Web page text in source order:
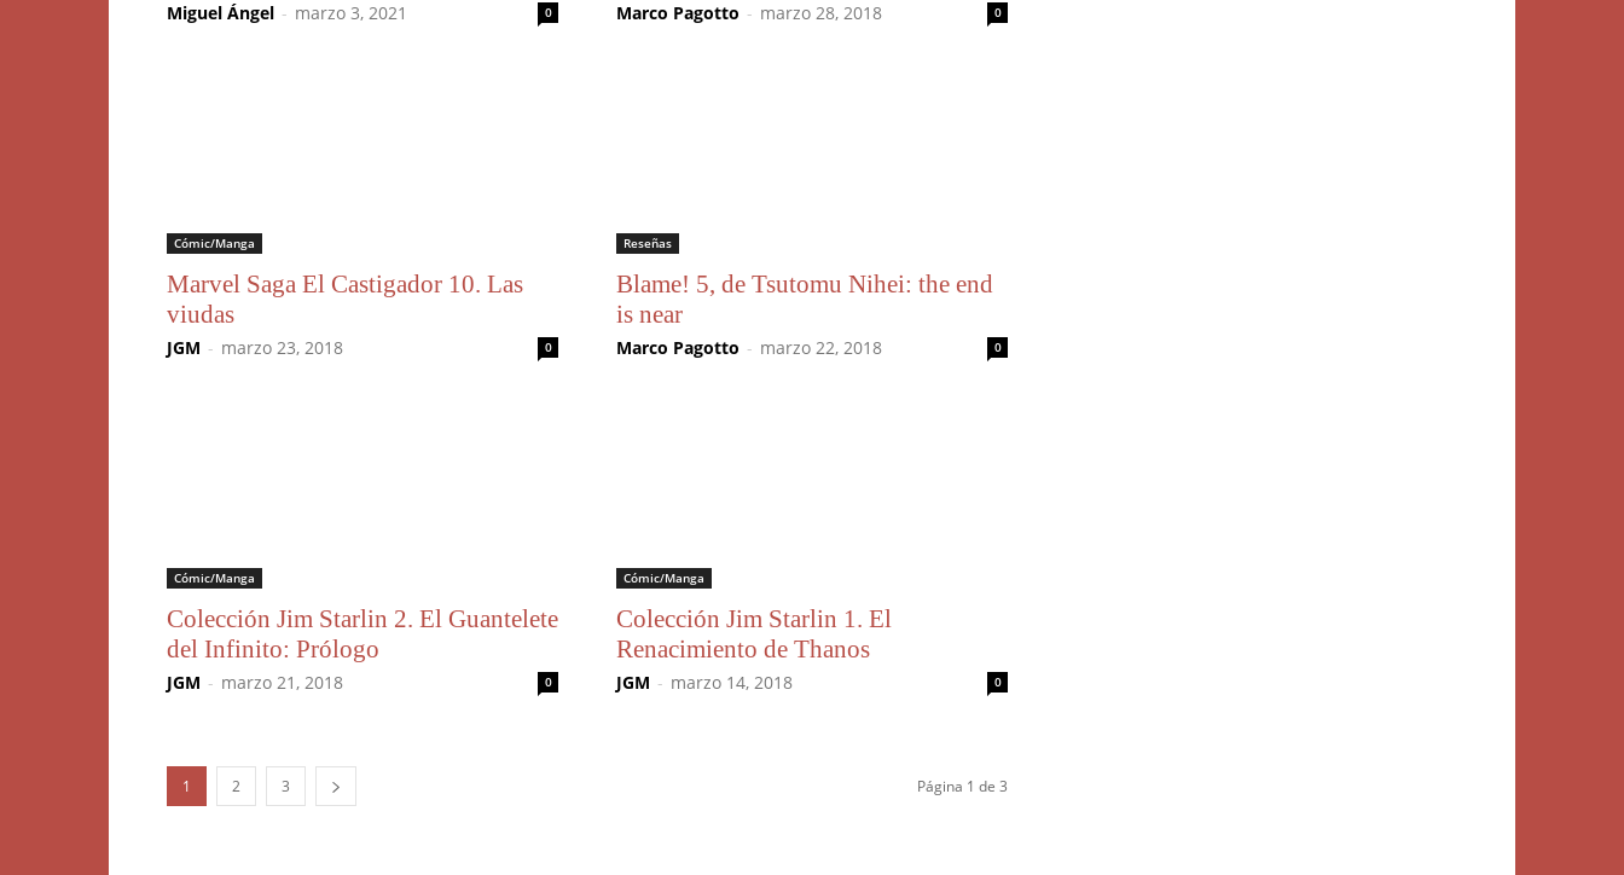
Miguel Ángel - marzo 3, 2021 0 Marco Pagotto - marzo 28, 2018 0
Cómic/Manga
Marvel Saga El Castigador 10. Las
viudas
JGM - marzo 23, 2018 0
Reseñas
Blame! 5, de Tsutomu Nihei: the end
is near
Marco Pagotto - marzo 22, 2018 0
Cómic/Manga
Colección Jim Starlin 2. El Guantelete
del Infinito: Prólogo
JGM - marzo 21, 2018 0
Cómic/Manga
Colección Jim Starlin 1. El
Renacimiento de Thanos
JGM - marzo 14, 2018 0
1 2 3 Página 1 de 3